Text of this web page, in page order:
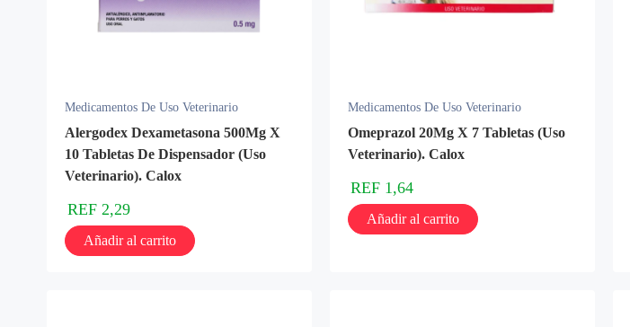
Medicamentos De Uso Veterinario
Alergodex Dexametasona 500Mg X
10 Tabletas De Dispensador (Uso
Veterinario). Calox
REF 2,29
Añadir al carrito
Medicamentos De Uso Veterinario
Omeprazol 20Mg X 7 Tabletas (Uso
Veterinario). Calox
REF 1,64
Añadir al carrito